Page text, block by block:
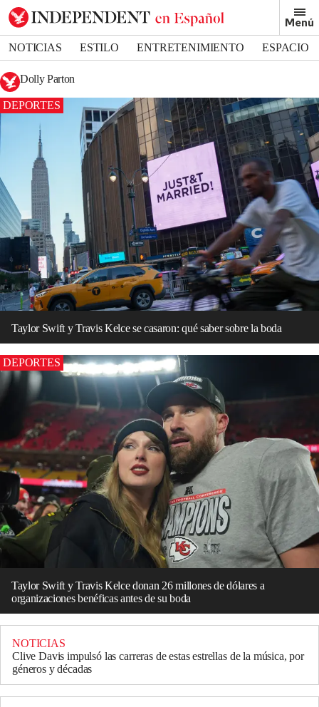
Menú
NOTICIAS ESTILO ENTRETENIMIENTO
ESPACIO
DEPORTES
Dolly Parton
DEPORTES
Taylor Swift y Travis Kelce se casaron: qué saber sobre la boda
DEPORTES
Taylor Swift y Travis Kelce donan 26 millones de dólares a
organizaciones benéficas antes de su boda
NOTICIAS
Clive Davis impulsó las carreras de estas estrellas de la música, por
géneros y décadas